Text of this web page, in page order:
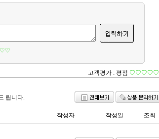
고객평가 : 평점 ♡♡♡♡♡
립니다.
작성자 작성일 조회